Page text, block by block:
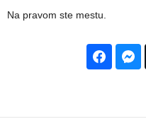
Na pravom ste mestu.